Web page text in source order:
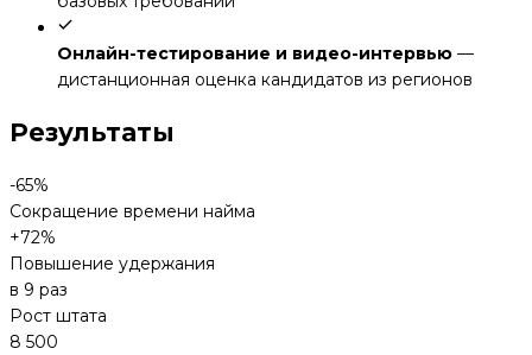
Онлайн-тестирование и видео-интервью —
дистанционная оценка кандидатов из регионов
Результаты
-65%
Сокращение времени найма
+72%
Повышение удержания
в 9 раз
Рост штата
8 500